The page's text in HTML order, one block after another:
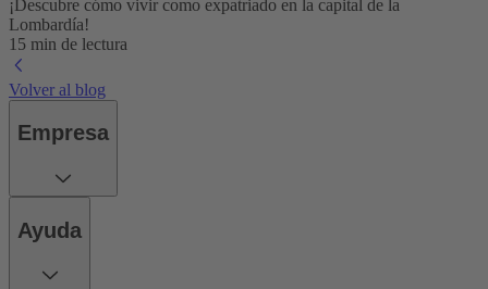
¡Descubre cómo vivir como expatriado en la capital de la
Lombardía!
15 min de lectura
Volver al blog
Empresa
Ayuda